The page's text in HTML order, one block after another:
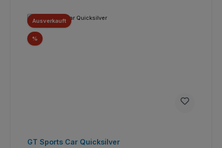
Ausverkauft
%Rabatt
GT Sports Car Quicksilver